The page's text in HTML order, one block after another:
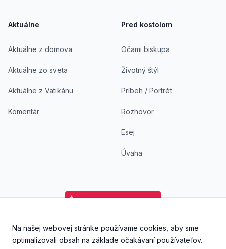
Aktuálne
Aktuálne z domova
Aktuálne zo sveta
Aktuálne z Vatikánu
Komentár
Pred kostolom
Očami biskupa
Životný štýl
Príbeh / Portrét
Rozhovor
Esej
Úvaha
FacebookInstagramYouTubeAplikácia DoKostola -
Aplikácia
Na našej webovej stránke používame cookies, aby sme
optimalizovali obsah na základe očakávaní používateľov.